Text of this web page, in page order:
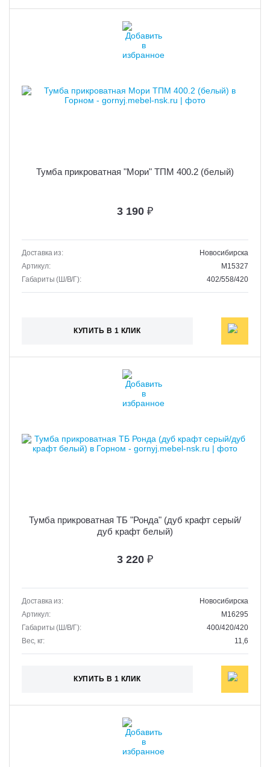
Тумба прикроватная "Мори" ТПМ 400.2 (белый)
3 190 ₽
Доставка из:
Новосибирска
Артикул:
M15327
Габариты (Ш/В/Г):
402/558/420
КУПИТЬ В 1 КЛИК
Тумба прикроватная ТБ "Ронда" (дуб крафт серый/
дуб крафт белый)
3 220 ₽
Доставка из:
Новосибирска
Артикул:
M16295
Габариты (Ш/В/Г):
400/420/420
Вес, кг:
11,6
КУПИТЬ В 1 КЛИК